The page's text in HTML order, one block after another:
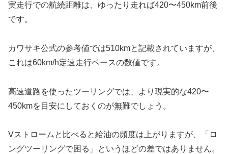
実走行での航続距離は、ゆったり走れば420〜450km前後
です。
カワサキ公式の参考値では510kmと記載されていますが、
これは60km/h定速走行ベースの数値です。
高速道路を使ったツーリングでは、より現実的な420〜
450kmを目安にしておくのが無難でしょう。
Vストロームと比べると給油の頻度は上がりますが、「ロ
ングツーリングで困る」というほどの差ではありません。